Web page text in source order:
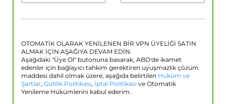
OTOMATİK OLARAK YENİLENEN BİR VPN ÜYELİĞİ SATIN
ALMAK İÇİN AŞAĞIYA DEVAM EDİN.
Aşağıdaki "Üye Ol" butonuna basarak, ABD'de ikamet
edenler için bağlayıcı tahkim gerektiren uyuşmazlık çözüm
maddesi dahil olmak üzere, aşağıda belirtilen Hüküm ve
Şartlar, Gizlilik Politikası, İptal Politikası ve Otomatik
Yenileme Hükümlerini kabul ederim.